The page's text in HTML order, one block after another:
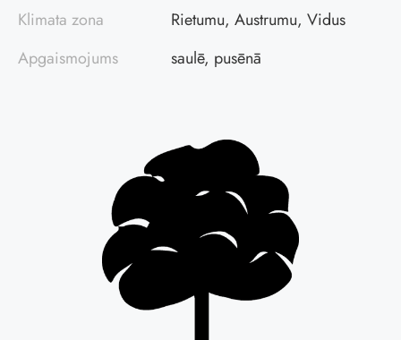
Klimata zona
Rietumu, Austrumu, Vidus
Apgaismojums
saulē, pusēnā